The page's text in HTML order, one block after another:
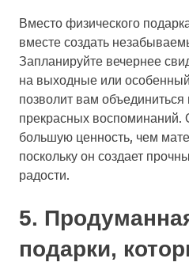
Вместо физического
вместе создать
Запланируйте вечернее
на выходные или
позволит вам
прекрасных воспоминаний.
большую ценность, чем
поскольку он создает
радости.
5.
подарки,